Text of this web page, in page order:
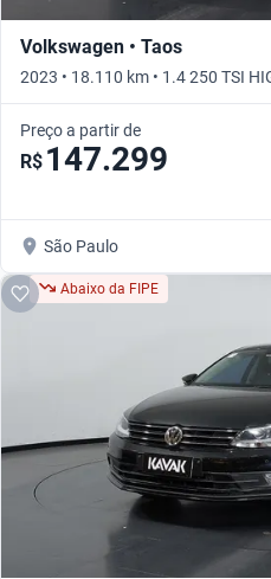
Volkswagen • Taos
2023 • 18.110 km • 1.4 250 TSI
Preço a partir de
R$ 147.299
São Paulo
Abaixo da FIPE